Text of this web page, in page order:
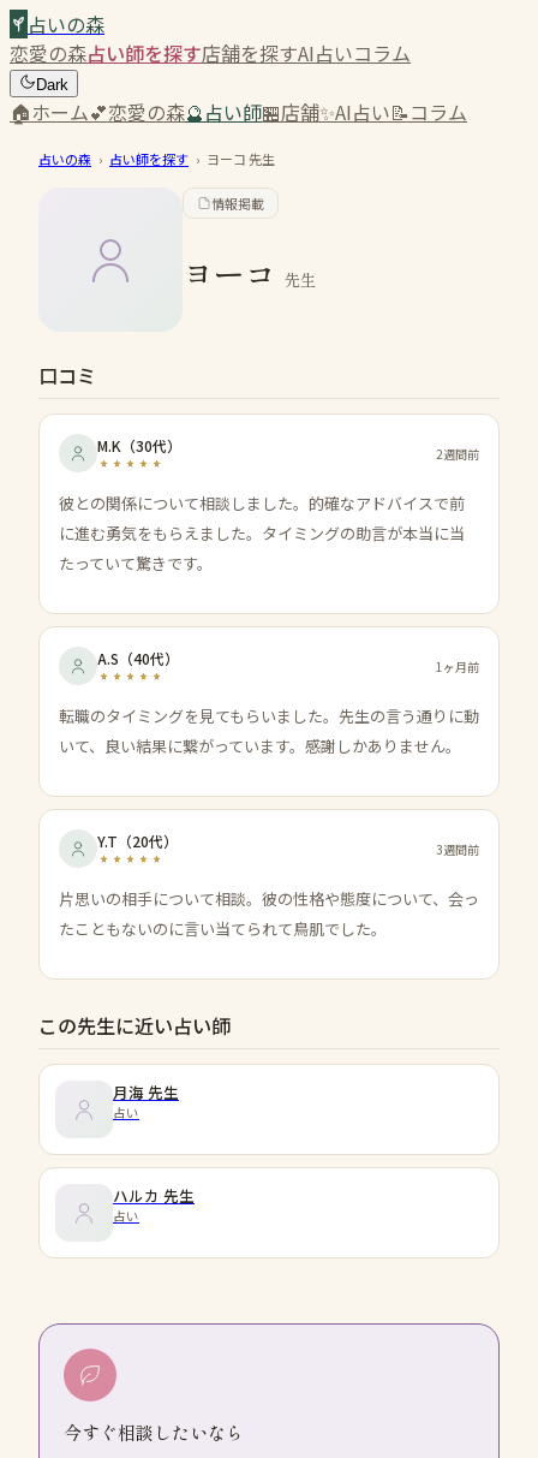
占いの森
恋愛の森占い師を探す店舗を探すAI占いコラム
Dark
🏠ホーム💕恋愛の森🔮占い師🏪店舗✨AI占い📝コラム
占いの森 › 占い師を探す › ヨーコ先生
情報掲載
ヨーコ 先生
口コミ
M.K （30代） 2週間前
彼との関係について相談しました。的確なアドバイスで前
に進む勇気をもらえました。タイミングの助言が本当に当
たっていて驚きです。
A.S （40代） 1ヶ月前
転職のタイミングを見てもらいました。先生の言う通りに動
いて、良い結果に繋がっています。感謝しかありません。
Y.T （20代） 3週間前
片思いの相手について相談。彼の性格や態度について、会っ
たこともないのに言い当てられて鳥肌でした。
この先生に近い占い師
月海 先生
占い
ハルカ 先生
占い
今すぐ相談したいなら